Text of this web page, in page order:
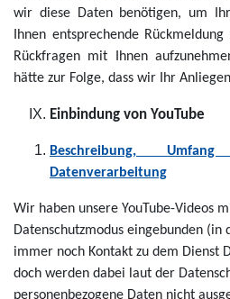
wir diese Daten benötigen, um
Ihnen entsprechende
Rückfragen mit Ihnen
hätte zur Folge, dass wir Ihr
Einbindung von YouTube
Beschreibung,
Datenverarbeitung
Wir haben unsere YouTube-Videos
Datenschutzmodus eingebunden (in
immer noch Kontakt zu dem Dienst
doch werden dabei laut der
personenbezogene Daten nicht